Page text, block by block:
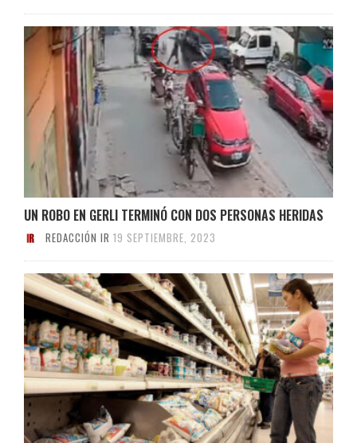
UN ROBO EN GERLI TERMINÓ CON DOS PERSONAS HERIDAS
REDACCIÓN IR 19 SEPTIEMBRE, 2023